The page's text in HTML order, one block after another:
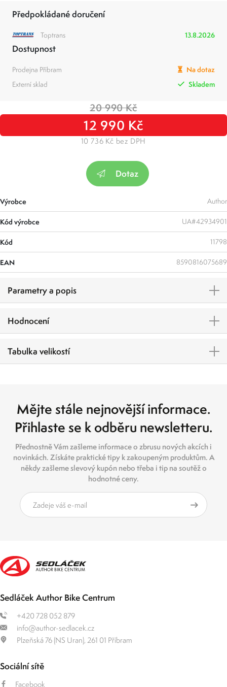
Předpokládané doručení
Toptrans 13.8.2026
Dostupnost
Prodejna Příbram
Na dotaz
Externí sklad
Skladem
20 990 Kč
12 990 Kč
10 736 Kč bez DPH
Dotaz
Výrobce Author
Kód výrobce UA#42934901
Kód 11798
EAN 8590816075689
Parametry a popis
Hodnocení
Tabulka velikostí
Mějte stále nejnovější informace.
Přihlaste se k odběru newsletteru.
Přednostně Vám zašleme informace o zbrusu nových akcích i
novinkách. Získáte praktické tipy k zakoupeným produktům. A
někdy zašleme slevový kupón nebo třeba i tip na soutěž o
hodnotné ceny.
Sedláček Author Bike Centrum
+420 728 052 879
info@author-sedlacek.cz
Plzeňská 76 (NS Uran), 261 01 Příbram
Sociální sítě
Facebook